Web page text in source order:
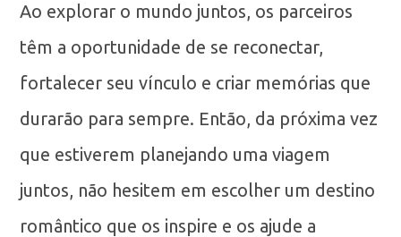
Ao explorar o mundo juntos, os parceiros
têm a oportunidade de se reconectar,
fortalecer seu vínculo e criar memórias que
durarão para sempre. Então, da próxima vez
que estiverem planejando uma viagem
juntos, não hesitem em escolher um destino
romântico que os inspire e os ajude a